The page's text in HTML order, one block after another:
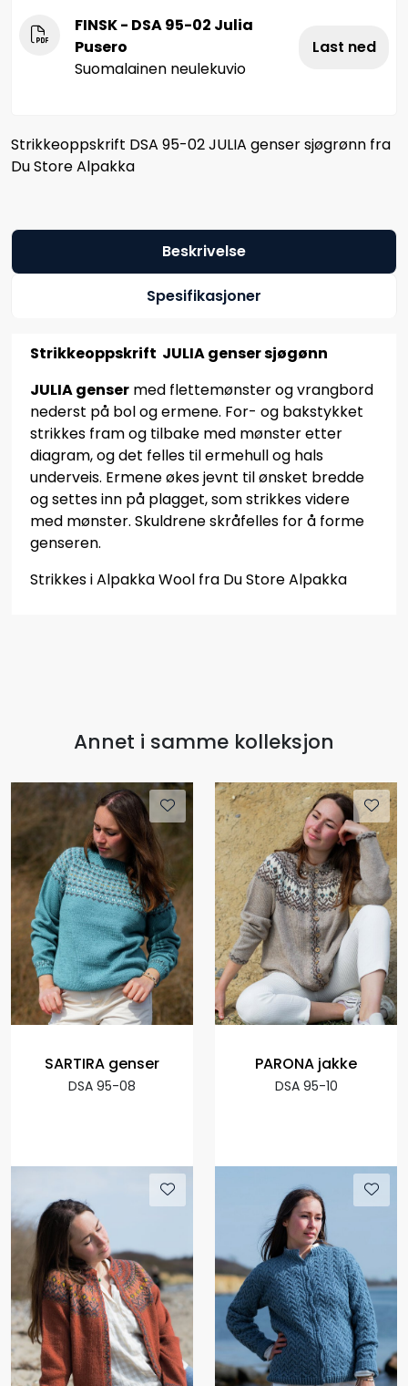
FINSK - DSA 95-02 Julia
Pusero
Suomalainen neulekuvio
Last ned
Strikkeoppskrift DSA 95-02 JULIA genser sjøgrønn fra
Du Store Alpakka
Beskrivelse
Spesifikasjoner
Strikkeoppskrift JULIA genser sjøgønn
JULIA genser med flettemønster og vrangbord
nederst på bol og ermene. For- og bakstykket
strikkes fram og tilbake med mønster etter
diagram, og det felles til ermehull og hals
underveis. Ermene økes jevnt til ønsket bredde
og settes inn på plagget, som strikkes videre
med mønster. Skuldrene skråfelles for å forme
genseren.
Strikkes i Alpakka Wool fra Du Store Alpakka
Annet i samme kolleksjon
SARTIRA genser
DSA 95-08
PARONA jakke
DSA 95-10